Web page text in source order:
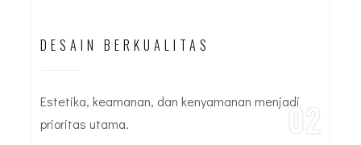
DESAIN BERKUALITAS
Estetika, keamanan, dan kenyamanan menjadi
prioritas utama.
02